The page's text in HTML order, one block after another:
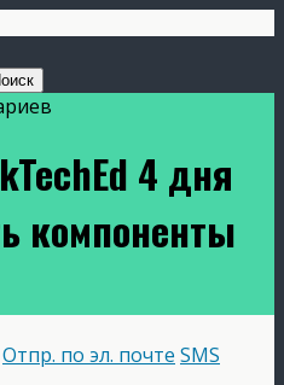
4 дня
компоненты
Отпр. по эл. почте SMS